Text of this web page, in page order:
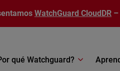
WatchGuard CloudDR –
qué Watchguard?